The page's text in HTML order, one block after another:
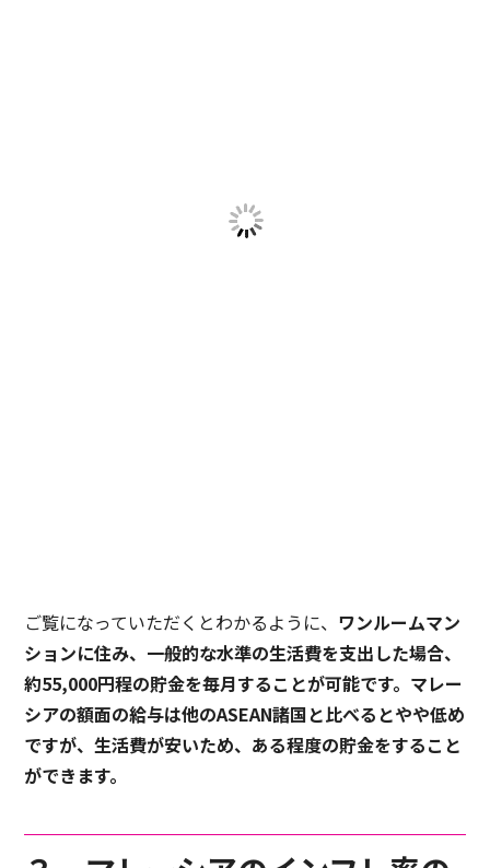
ご覧になっていただくとわかるように、 ワンルームマン
ションに住み、一般的な水準の生活費を支出した場合、
約55,000円程の貯金を毎月することが可能です。マレー
シアの額面の給与は他のASEAN諸国と比べるとやや低め
ですが、生活費が安いため、ある程度の貯金をすること
ができます。